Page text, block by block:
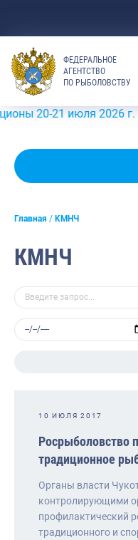
ФЕДЕРАЛЬНОЕ
АГЕНТСТВО
ПО РЫБОЛОВСТВУ
21 июля 2026 г. На
Главная КМНЧ
КМНЧ
10 ИЮЛЯ 2017
Росрыболовство
традиционное
Органы власти
контролирующими
профилактический
традиционного и